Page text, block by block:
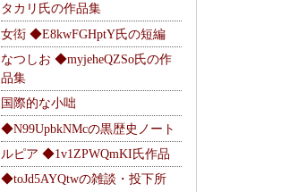
タカリ氏の作品集
女衒 ◆E8kwFGHptY氏の短編
なつしお ◆myjeheQZSo氏の作
品集
国際的な小咄
◆N99UpbkNMcの黒歴史ノート
ルピア ◆1v1ZPWQmKI氏作品
◆toJd5AYQtwの雑談・投下所